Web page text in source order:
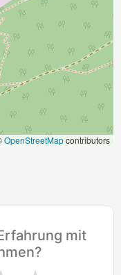
OpenStreetMapcontributors
mit